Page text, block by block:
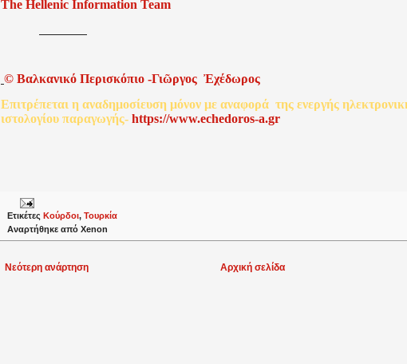
The Hellenic Information Team
© Βαλκανικό Περισκόπιο -Γιῶργος Ἐχέδωρος
Επιτρέπεται η αναδημοσίευση μόνον με αναφορά της ενεργής
ιστολογίου παραγωγής- https://www.echedoros-a.gr
Ετικέτες Κούρδοι, Τουρκία
Αναρτήθηκε από Xenon
Νεότερη ανάρτηση Αρχική σελίδα